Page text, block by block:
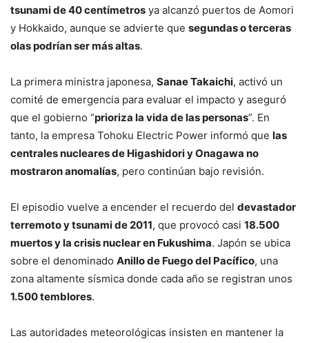
tsunami de 40 centímetros ya alcanzó puertos de Aomori
y Hokkaido, aunque se advierte que segundas o terceras
olas podrían ser más altas.
La primera ministra japonesa, Sanae Takaichi, activó un
comité de emergencia para evaluar el impacto y aseguró
que el gobierno “prioriza la vida de las personas”. En
tanto, la empresa Tohoku Electric Power informó que las
centrales nucleares de Higashidori y Onagawa no
mostraron anomalías, pero continúan bajo revisión.
El episodio vuelve a encender el recuerdo del devastador
terremoto y tsunami de 2011, que provocó casi 18.500
muertos y la crisis nuclear en Fukushima. Japón se ubica
sobre el denominado Anillo de Fuego del Pacífico, una
zona altamente sísmica donde cada año se registran unos
1.500 temblores.
Las autoridades meteorológicas insisten en mantener la